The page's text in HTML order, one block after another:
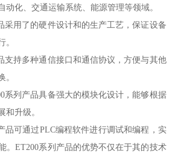
动化、交通运输系统、能源管理等领域。
采用了的硬件设计和的生产工艺，保证设备
。
支持多种通信接口和通信协议，方便与其他
。
系列产品具备强大的模块化设计，能够根据
和升级。
品可通过PLC编程软件进行调试和编程，实
。ET200系列产品的优势不仅在于其的技术